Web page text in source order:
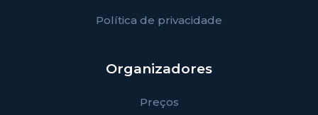
Política de privacidade
Organizadores
Preços